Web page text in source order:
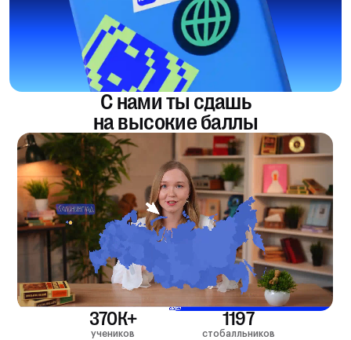
С нами ты сдашь
на высокие баллы
370К+
учеников
1197
стобалльников